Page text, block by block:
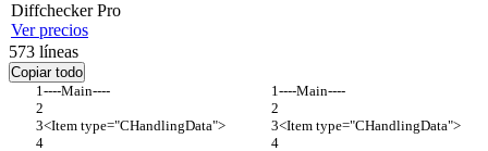
DiffcheckerPro
Ver precios
573 líneas
Copiar todo
----Main----
----Main----
<Item type="CHandlingData"> <Item type="CHandlingData">